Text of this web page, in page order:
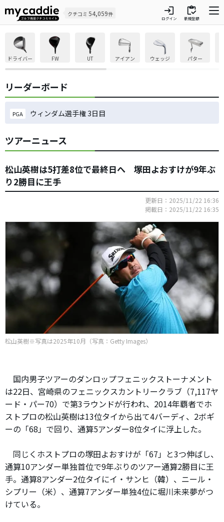
クチコミ 54,059件 login
ログイン
inventory
新規登録
ドライバー FW UT アイアン ウェッジ パター
リーダーボード
PGA ウィンダム選手権 3日目
ツアーニュース
松山英樹は5打差8位で最終日へ 塚田よおすけが9年ぶ
り2勝目に王手
更新日：2025/11/22 16:36
掲載日：2025/11/22 16:35
松山英樹※写真は2025年10月（写真：Getty Images）
国内男子ツアーのダンロップフェニックストーナメント
は22日、宮崎県のフェニックスカントリークラブ（7,117ヤ
ード・パー70）で第3ラウンドが行われ、2014年覇者でホ
ストプロの松山英樹は13位タイから出て4バーディ、2ボギ
ーの「68」で回り、通算5アンダー8位タイに浮上した。
同じくホストプロの塚田よおすけが「67」と3つ伸ばし、
通算10アンダー単独首位で9年ぶりのツアー通算2勝目に王
手。通算8アンダー2位タイにイ・サンヒ（韓）、ニール・
シプリー（米）、通算7アンダー単独4位に堀川未来夢がつ
けている。